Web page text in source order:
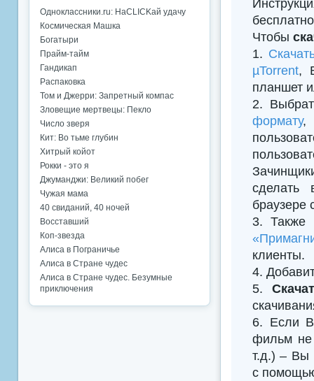
Чтобы
1.
µTorrent,
планшет
2.
формату,
сделать
браузере
3. Также
клиенты.
4.
5.
6. Если
фильм не
т.д.) – Вы
с
Одноклассники.ru: НаCLICKай удачу
Космическая Машка
Богатыри
Прайм-тайм
Гандикап
Распаковка
Том и Джерри: Запретный компас
Зловещие мертвецы: Пекло
Число зверя
Кит: Во тьме глубин
Хитрый койот
Рокки - это я
Джуманджи: Великий побег
Чужая мама
40 свиданий, 40 ночей
Восставший
Коп-звезда
Алиса в Пограничье
Алиса в Стране чудес
Алиса в Стране чудес. Безумные
приключения